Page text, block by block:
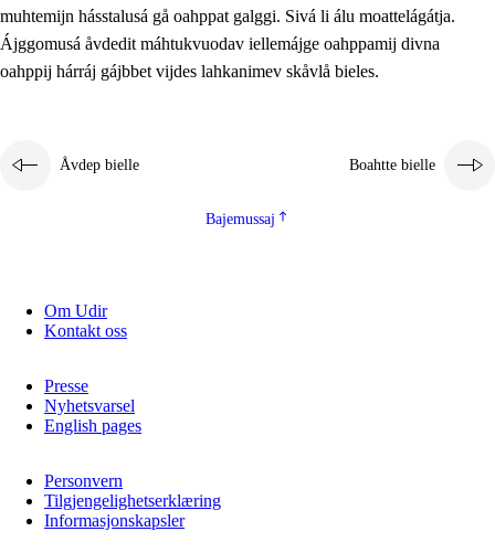
muhtemijn hásstalusá gå oahppat galggi. Sivá li álu moattelágátja.
Ájggomusá åvdedit máhtukvuodav iellemájge oahppamij divna
oahppij hárráj gájbbet vijdes lahkanimev skåvlå bieles.
Åvdep bielle Boahtte bielle
Bajemussaj
Om Udir
Kontakt oss
Presse
Nyhetsvarsel
English pages
Personvern
Tilgjengelighetserklæring
Informasjonskapsler